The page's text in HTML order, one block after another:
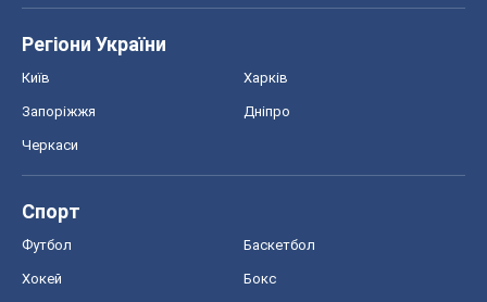
Регіони України
Київ Харків
Запоріжжя Дніпро
Черкаси
Спорт
Футбол Баскетбол
Хокей Бокс